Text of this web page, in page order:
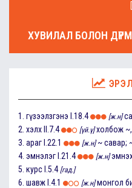
ХУВИЛАЛ БОЛОН
1. гүзээлзгэнэ I.18.4 [ж.н]
2. хэлх II.7.4 [үй.ү] холбож
3. араг I.22.1 [ж.н] ~ савар;
4. эмнэлэг I.21.4 [ж.н]
5. курс I.5.4 [гад.]
6. шавж I.4.1 [ж.н] монгол